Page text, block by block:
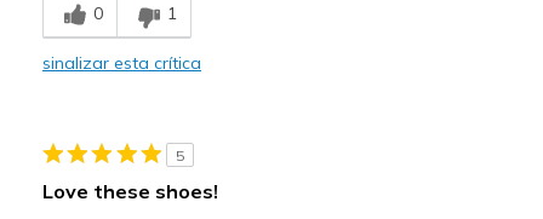
Melhores utilizações
Casual Wear
Travel
Work
0 1
sinalizar esta crítica
5
Love these shoes!